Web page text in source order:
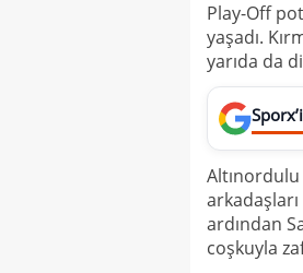
Play-Off
yaşadı.
yarıda da
ardından
coşkuyla